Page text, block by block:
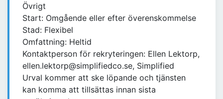
Övrigt
Start: Omgående eller efter överenskommelse
Stad: Flexibel
Omfattning: Heltid
Kontaktperson för rekryteringen: Ellen Lektorp,
ellen.lektorp@simplifiedco.se, Simplified
Urval kommer att ske löpande och tjänsten
kan komma att tillsättas innan sista